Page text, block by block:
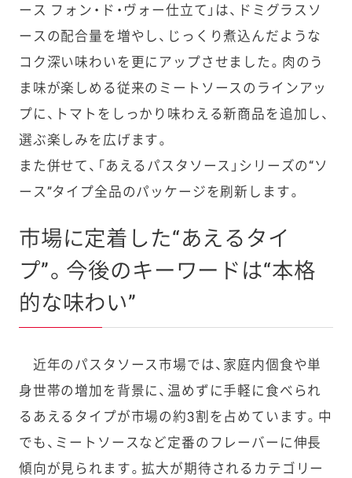
ース フォン・ド・ヴォー仕立て」は、ドミグラスソ
ースの配合量を増やし、じっくり煮込んだような
コク深い味わいを更にアップさせました。肉のう
ま味が楽しめる従来のミートソースのラインアッ
プに、トマトをしっかり味わえる新商品を追加し、
選ぶ楽しみを広げます。
また併せて、「あえるパスタソース」シリーズの“ソ
ース”タイプ全品のパッケージを刷新します。
市場に定着した“あえるタイ
プ”。今後のキーワードは“本格
的な味わい”
近年のパスタソース市場では、家庭内個食や単
身世帯の増加を背景に、温めずに手軽に食べられ
るあえるタイプが市場の約3割を占めています。中
でも、ミートソースなど定番のフレーバーに伸長
傾向が見られます。拡大が期待されるカテゴリー